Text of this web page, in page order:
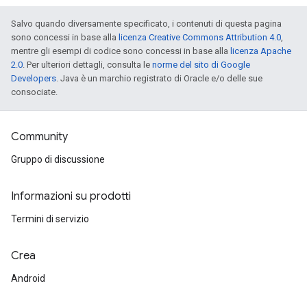
Salvo quando diversamente specificato, i contenuti di questa pagina
sono concessi in base alla licenza Creative Commons Attribution 4.0,
mentre gli esempi di codice sono concessi in base alla licenza Apache
2.0. Per ulteriori dettagli, consulta le norme del sito di Google
Developers. Java è un marchio registrato di Oracle e/o delle sue
consociate.
Community
Gruppo di discussione
Informazioni su prodotti
Termini di servizio
Crea
Android